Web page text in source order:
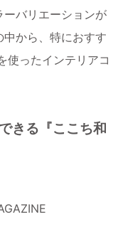
バリエーションが
から、特におすす
使ったインテリアコ
きる『ここち和